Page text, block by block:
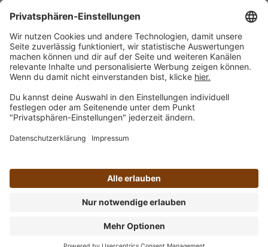
Bestellung widerrufen
Vertrag widerrufen
Alle Preise inkl. gesetzl. Mehrwertsteuer zzgl.
und ggf. Nachnahmegebühren, wenn nicht
anders angegeben.
Impressum AGB Datenschutz